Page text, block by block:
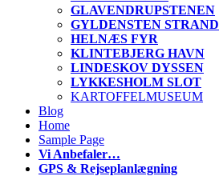
GLAVENDRUPSTENEN
GYLDENSTEN STRAND
HELNÆS FYR
KLINTEBJERG HAVN
LINDESKOV DYSSEN
LYKKESHOLM SLOT
KARTOFFELMUSEUM
Blog
Home
Sample Page
Vi Anbefaler…
GPS & Rejseplanlægning